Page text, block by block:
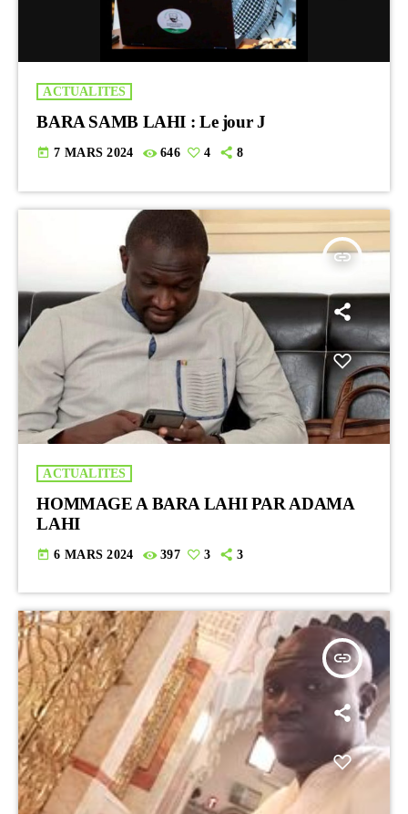
ACTUALITES
BARA SAMB LAHI : Le jour J
today 7 MARS 2024 646 4 8
insert_link
ACTUALITES
HOMMAGE A BARA LAHI PAR ADAMA
LAHI
today 6 MARS 2024 397 3 3
insert_link